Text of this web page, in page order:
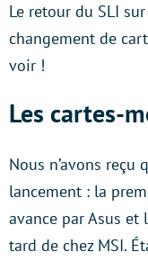
Le retour du SLI
changement de
voir !
Les cartes-
Nous n’avons reçu
lancement : la
avance par Asus et
tard de chez MSI.